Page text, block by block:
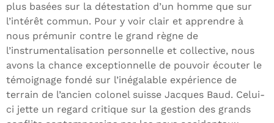
plus basées sur la détestation d’un homme que sur
l’intérêt commun. Pour y voir clair et apprendre à
nous prémunir contre le grand règne de
l’instrumentalisation personnelle et collective, nous
avons la chance exceptionnelle de pouvoir écouter le
témoignage fondé sur l’inégalable expérience de
terrain de l’ancien colonel suisse Jacques Baud. Celui-
ci jette un regard critique sur la gestion des grands